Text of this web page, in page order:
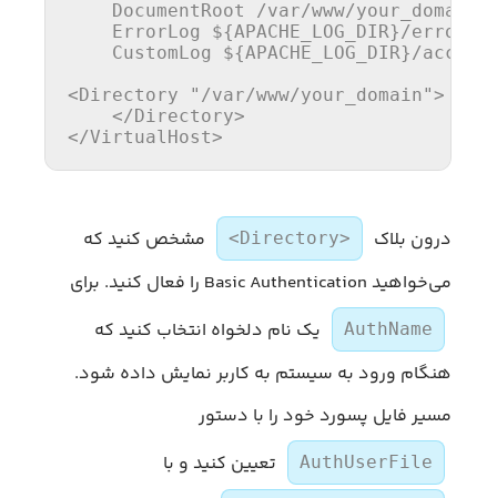
DocumentRoot
/var/www/your_domain
ErrorLog
${APACHE_LOG_DIR}/
CustomLog
${APACHE_LOG_DIR}/
<Directory
"/var/www/your_domain">
</Directory>
</VirtualHost>
درون بلاک <Directory>
مشخص کنید که
می‌خواهید Basic Authentication را فعال کنید. برای
AuthName
یک نام دلخواه انتخاب کنید که
هنگام ورود به سیستم به کاربر نمایش داده شود.
مسیر فایل پسورد خود را با دستور
AuthUserFile تعیین کنید و با